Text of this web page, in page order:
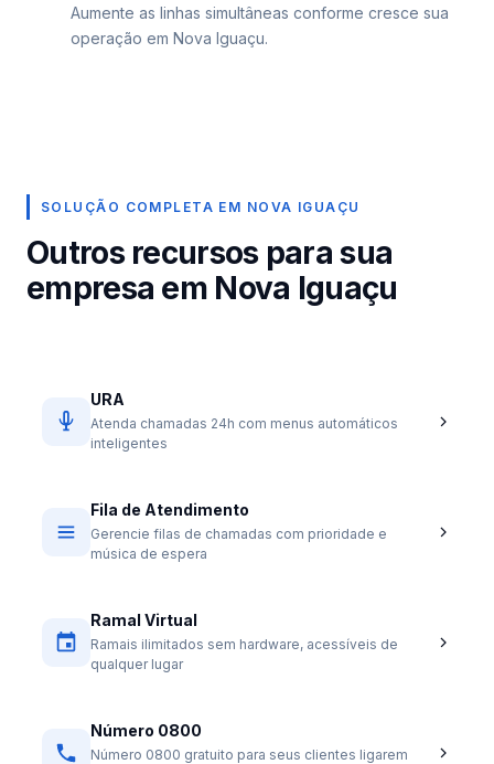
Aumente as linhas simultâneas conforme cresce sua
operação em Nova Iguaçu.
SOLUÇÃO COMPLETA EM NOVA IGUAÇU
Outros recursos para sua
empresa em Nova Iguaçu
URA
Atenda chamadas 24h com menus automáticos
inteligentes
Fila de Atendimento
Gerencie filas de chamadas com prioridade e
música de espera
Ramal Virtual
Ramais ilimitados sem hardware, acessíveis de
qualquer lugar
Número 0800
Número 0800 gratuito para seus clientes ligarem